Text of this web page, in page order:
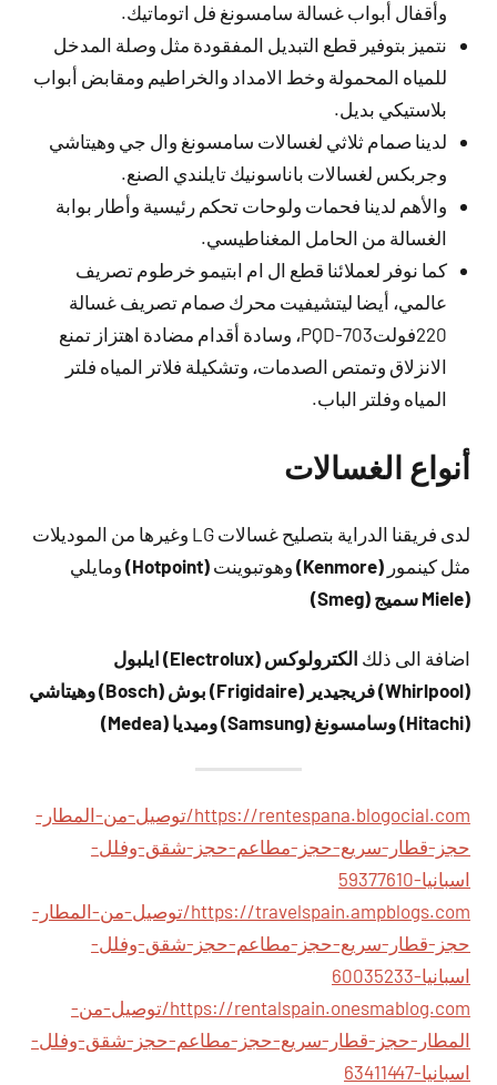
وأقفال أبواب غسالة سامسونغ فل اتوماتيك.
نتميز بتوفير قطع التبديل المفقودة مثل وصلة المدخل
للمياه المحمولة وخط الامداد والخراطيم ومقابض أبواب
بلاستيكي بديل.
لدينا صمام ثلاثي لغسالات سامسونغ وال جي وهيتاشي
وجربكس لغسالات باناسونيك تايلندي الصنع.
والأهم لدينا فحمات ولوحات تحكم رئيسية وأطار بوابة
الغسالة من الحامل المغناطيسي.
كما نوفر لعملائنا قطع ال ام ابتيمو خرطوم تصريف
عالمي، أيضا ليتشيفيت محرك صمام تصريف غسالة
220فولت703-PQD، وسادة أقدام مضادة اهتزاز تمنع
الانزلاق وتمتص الصدمات، وتشكيلة فلاتر المياه فلتر
المياه وفلتر الباب.
أنواع الغسالات
لدى فريقنا الدراية بتصليح غسالات LG وغيرها من الموديلات
مثل كينمور (Kenmore) وهوتبوينت (Hotpoint)
ومايلي
(Miele سميج (Smeg)
اضافة الى ذلك
الكترولوكس (Electrolux) ايلبول
(Whirlpool) فريجيدير (Frigidaire) بوش (Bosch) وهيتاشي
(Hitachi) وسامسونغ (Samsung) وميديا (Medea)
https://rentespana.blogocial.com/توصيل-من-المطار-
حجز-قطار-سريع-حجز-مطاعم-حجز-شقق-وفلل-
اسبانيا-59377610
https://travelspain.ampblogs.com/توصيل-من-المطار-
حجز-قطار-سريع-حجز-مطاعم-حجز-شقق-وفلل-
اسبانيا-60035233
https://rentalspain.onesmablog.com/توصيل-من-
المطار-حجز-قطار-سريع-حجز-مطاعم-حجز-شقق-وفلل-
اسبانيا-63411447